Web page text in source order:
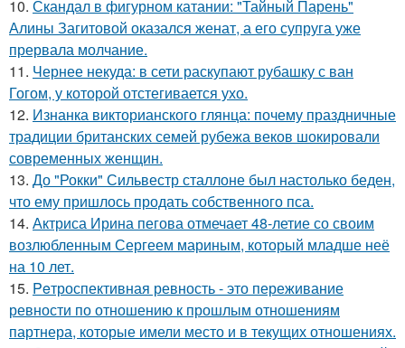
10. Скандал в фигурном катании: "Тайный Парень"
Алины Загитовой оказался женат, а его супруга уже
прервала молчание.
11. Чернее некуда: в сети раскупают рубашку с ван
Гогом, у которой отстегивается ухо.
12. Изнанка викторианского глянца: почему праздничные
традиции британских семей рубежа веков шокировали
современных женщин.
13. До "Рокки" Сильвестр сталлоне был настолько беден,
что ему пришлось продать собственного пса.
14. Актриса Ирина пегова отмечает 48-летие со своим
возлюбленным Сергеем мариным, который младше неё
на 10 лет.
15. Peтроспективная ревность - это переживание
ревности по отношению к прошлым отношениям
партнера, которые имели место и в текущих отношениях.